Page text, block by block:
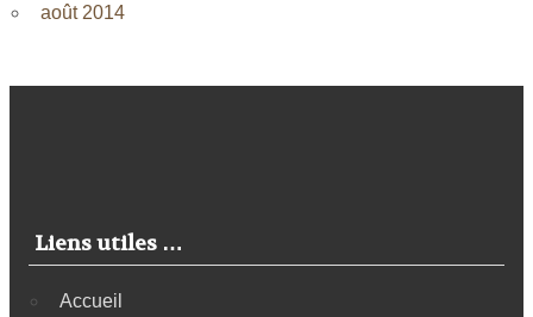
août 2014
Liens utiles …
Accueil